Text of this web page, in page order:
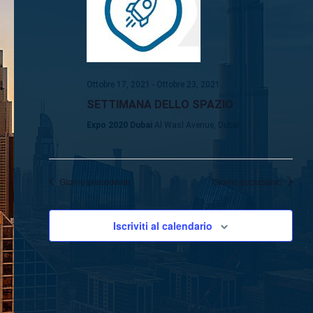
Ottobre 17, 2021 - Ottobre 23, 2021
SETTIMANA DELLO SPAZIO
Expo 2020 Dubai Al Wasl Avenue, Dubai
Giorno precedente Giorno successivo
Iscriviti al calendario